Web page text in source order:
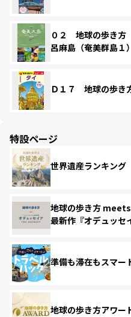
０２ 地球の歩き
呂麻島（奄美群島
Ｄ１７ 地球の歩
特設ページ
世界遺産ランキング
地球の歩き方
最新作『オデュッセ
準備も滞在もスマ
地球の歩き方アワー